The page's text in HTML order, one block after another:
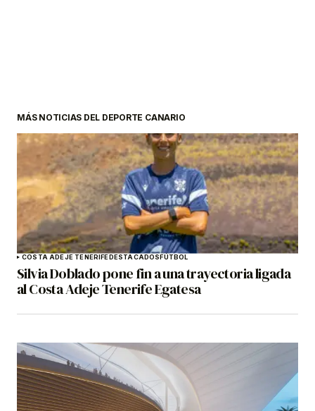
MÁS NOTICIAS DEL DEPORTE CANARIO
COSTA ADEJE TENERIFEDESTACADOSFÚTBOL
Silvia Doblado pone fin a una trayectoria ligada
al Costa Adeje Tenerife Egatesa